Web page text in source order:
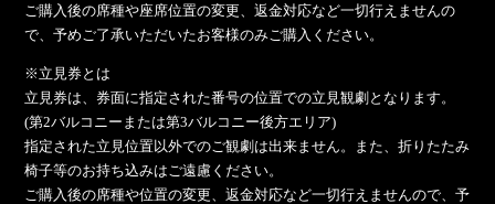
ご購入後の席種や座席位置の変更、返金対応など一切行えませんの
で、予めご了承いただいたお客様のみご購入ください。
※立見券とは
立見券は、券面に指定された番号の位置での立見観劇となります。
(第2バルコニーまたは第3バルコニー後方エリア)
指定された立見位置以外でのご観劇は出来ません。また、折りたたみ
椅子等のお持ち込みはご遠慮ください。
ご購入後の席種や位置の変更、返金対応など一切行えませんので、予